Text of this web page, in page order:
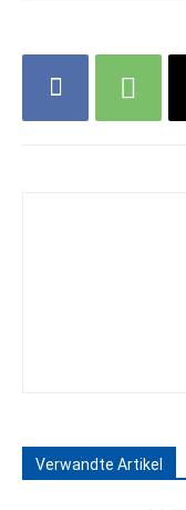
Verwandte Artikel